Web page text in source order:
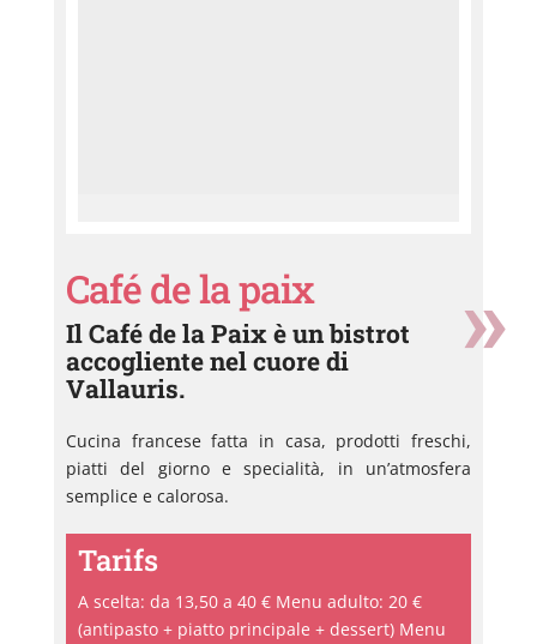
Café de la paix
Il Café de la Paix è un bistrot
accogliente nel cuore di
Vallauris.
Cucina francese fatta in casa, prodotti freschi,
piatti del giorno e specialità, in un’atmosfera
semplice e calorosa.
Tarifs
A scelta: da 13,50 a 40 € Menu adulto: 20 €
(antipasto + piatto principale + dessert) Menu